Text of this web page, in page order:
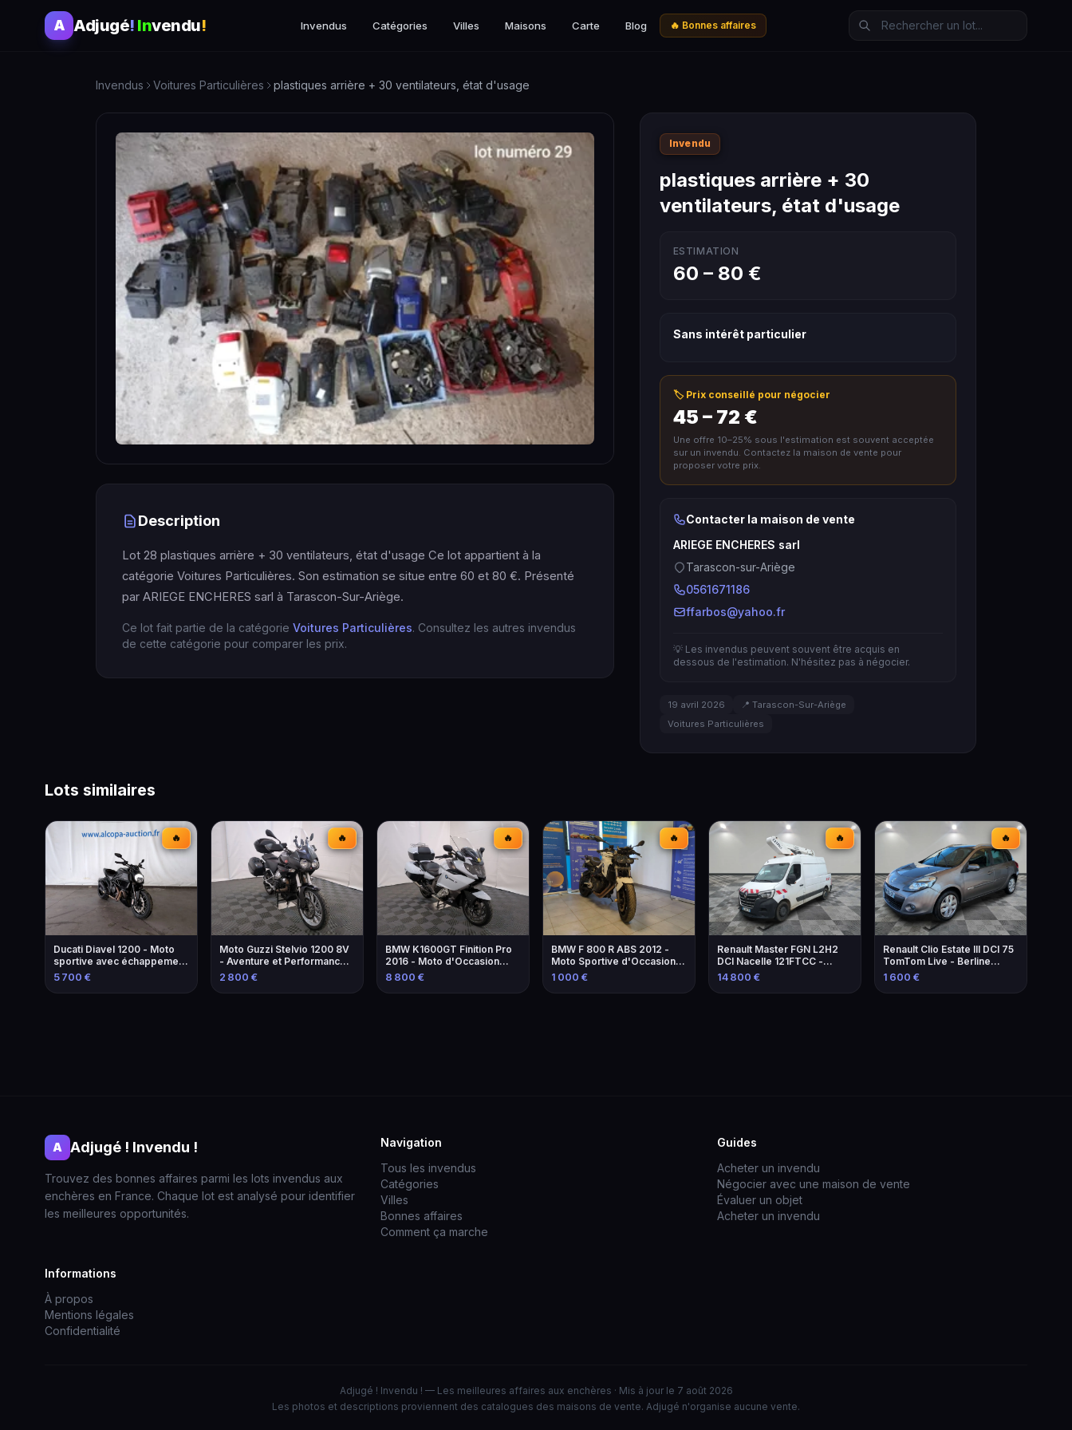
A Adjugé! Invendu! Invendus Catégories Villes Maisons Carte Blog 🔥 Bonnes affaires
Invendus Voitures Particulières plastiques arrière + 30 ventilateurs, état d'usage
Description
Lot 28 plastiques arrière + 30 ventilateurs, état d'usage Ce lot appartient à la
catégorie Voitures Particulières. Son estimation se situe entre 60 et 80 €. Présenté
par ARIEGE ENCHERES sarl à Tarascon-Sur-Ariège.
Ce lot fait partie de la catégorie Voitures Particulières. Consultez les autres invendus
de cette catégorie pour comparer les prix.
Invendu
plastiques arrière + 30
ventilateurs, état d'usage
ESTIMATION
60 – 80 €
Sans intérêt particulier
🏷️ Prix conseillé pour négocier
45 – 72 €
Une offre 10–25% sous l'estimation est souvent acceptée
sur un invendu. Contactez la maison de vente pour
proposer votre prix.
Contacter la maison de vente
ARIEGE ENCHERES sarl
Tarascon-sur-Ariège
0561671186
ffarbos@yahoo.fr
💡 Les invendus peuvent souvent être acquis en
dessous de l'estimation. N'hésitez pas à négocier.
19 avril 2026
📍 Tarascon-Sur-Ariège
Voitures Particulières
Lots similaires
🔥
Ducati Diavel 1200 - Moto
sportive avec échappement
modifié
5 700 €
🔥
Moto Guzzi Stelvio 1200 8V
- Aventure et Performance -
2013
2 800 €
🔥
BMW K1600GT Finition Pro
2016 - Moto d'Occasion
avec Équipements
8 800 €
🔥
BMW F 800 R ABS 2012 -
Moto Sportive d'Occasion à
Marseille
1 000 €
🔥
Renault Master FGN L2H2
DCI Nacelle 121FTCC -
Élévateur de 2021
14 800 €
🔥
Renault Clio Estate III DCI 75
TomTom Live - Berline
familiale économique
1 600 €
A Adjugé ! Invendu !
Trouvez des bonnes affaires parmi les lots invendus aux
enchères en France. Chaque lot est analysé pour identifier
les meilleures opportunités.
Navigation
Tous les invendus
Catégories
Villes
Bonnes affaires
Comment ça marche
Guides
Acheter un invendu
Négocier avec une maison de vente
Évaluer un objet
Acheter un invendu
Informations
À propos
Mentions légales
Confidentialité
Adjugé ! Invendu ! — Les meilleures affaires aux enchères · Mis à jour le 7 août 2026
Les photos et descriptions proviennent des catalogues des maisons de vente. Adjugé n'organise aucune vente.